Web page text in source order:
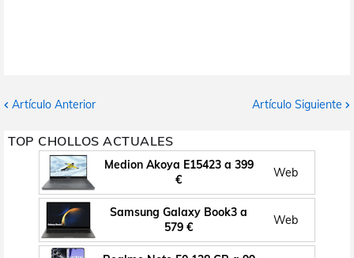
Artículo Anterior Artículo Siguiente
TOP CHOLLOS ACTUALES
Medion Akoya E15423 a 399
€
Web
Samsung Galaxy Book3 a
579 €
Web